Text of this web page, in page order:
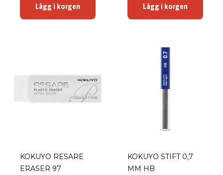
Lägg i korgen Lägg i korgen
KOKUYO RESARE
ERASER 97
KOKUYO STIFT 0,7
MM HB